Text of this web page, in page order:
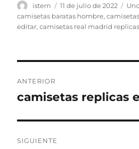
Autor
istern
Publicado
el
11 de julio de 2022
camisetas baratas hombre,
editar,camisetas real madrid replicas
de
ANTERIOR
Entrada
camisetas replicas
SIGUIENTE